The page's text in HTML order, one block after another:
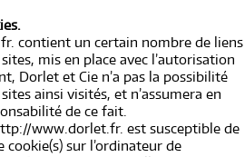
contient un certain nombre de liens
mis en place avec l’autorisation
Dorlet et Cie n’a pas la possibilité
ainsi visités, et n’assumera en
de ce fait.
www.dorlet.fr. est susceptible de
sur l’ordinateur de